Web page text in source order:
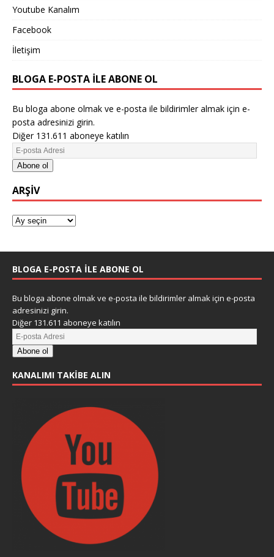
Youtube Kanalım
Facebook
İletişim
BLOGA E-POSTA ILE ABONE OL
Bu bloga abone olmak ve e-posta ile bildirimler almak için e-
posta adresinizi girin.
Diğer 131.611 aboneye katılın
Abone ol
ARŞIV
BLOGA E-POSTA ILE ABONE OL
Bu bloga abone olmak ve e-posta ile bildirimler almak için e-posta
adresinizi girin.
Diğer 131.611 aboneye katılın
Abone ol
KANALIMI TAKIBE ALIN